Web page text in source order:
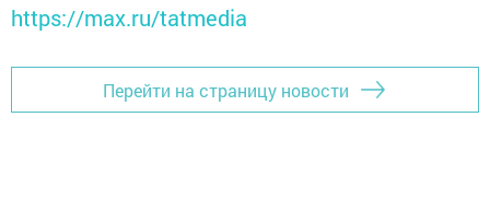
https://max.ru/tatmedia
Перейти на страницу новости